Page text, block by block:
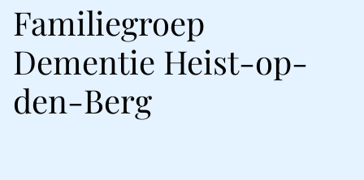
Familiegroep
Dementie Heist-op-
den-Berg